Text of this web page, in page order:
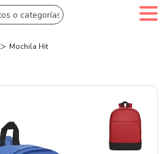
Crea tu cuenta
Mochila Hit